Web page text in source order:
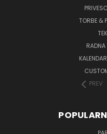
TORBE &
RADNA
PREV